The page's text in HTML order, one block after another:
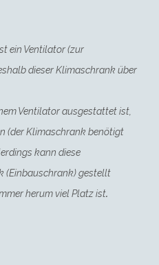
ein Ventilator (zur
dieser Klimaschrank über
Ventilator ausgestattet ist,
(der Klimaschrank benötigt
kann diese
(Einbauschrank) gestellt
herum viel Platz ist.